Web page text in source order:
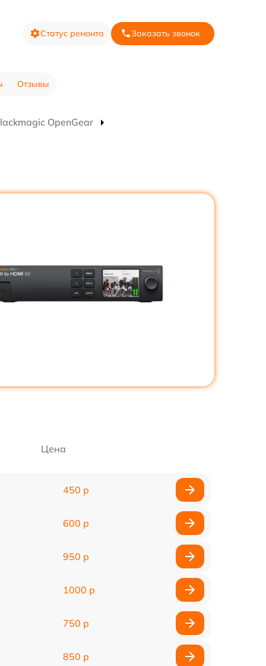
Статус ремонта Заказать звонок
Отзывы
OpenGear
Цена
450 р
600 р
950 р
1000 р
750 р
850 р